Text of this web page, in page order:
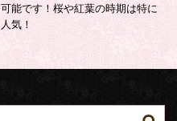
可能です！桜や紅葉の時期は特に
人気！